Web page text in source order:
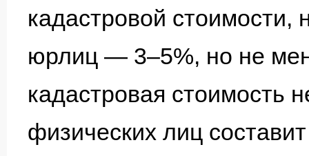
кадастровой
юрлиц — 3–5%, но не
кадастровая стоимость
физических лиц